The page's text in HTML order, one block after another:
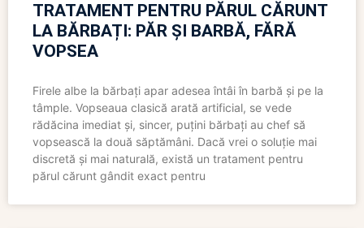
TRATAMENT PENTRU PĂRUL CĂRUNT
LA BĂRBAȚI: PĂR ȘI BARBĂ, FĂRĂ
VOPSEA
Firele albe la bărbați apar adesea întâi în barbă și pe la
tâmple. Vopseaua clasică arată artificial, se vede
rădăcina imediat și, sincer, puțini bărbați au chef să
vopsească la două săptămâni. Dacă vrei o soluție mai
discretă și mai naturală, există un tratament pentru
părul cărunt gândit exact pentru